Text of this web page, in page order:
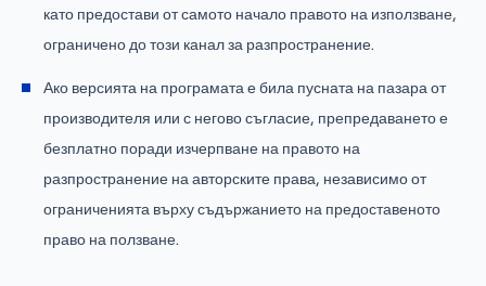
като предостави от самото начало правото на използване,
ограничено до този канал за разпространение.
Ако версията на програмата е била пусната на пазара от
производителя или с негово съгласие, препредаването е
безплатно поради изчерпване на правото на
разпространение на авторските права, независимо от
ограниченията върху съдържанието на предоставеното
право на ползване.